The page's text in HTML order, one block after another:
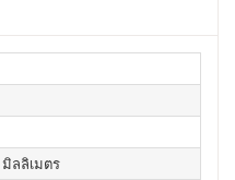
มิลลิเมตร